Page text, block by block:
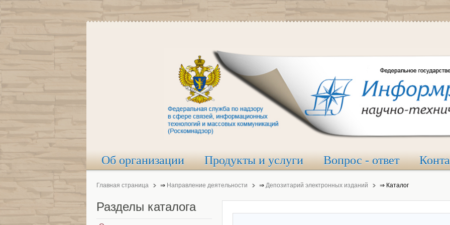
Об организации Продукты и услуги Вопрос - ответ
Главная страница ⇒ Направление деятельности ⇒ Депозитарий электронных изданий ⇒ Каталог
Разделы каталога